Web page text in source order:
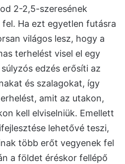
2-2,5-szeresének
Ha ezt egyetlen futásra
világos lesz, hogy a
terhelést visel el egy
edzés erősíti az
és szalagokat, így
amit az utakon,
kell elviselniük. Emellett
lehetővé teszi,
több erőt vegyenek fel
a földet éréskor fellépő